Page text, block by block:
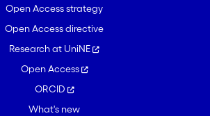
Open Access strategy
Open Access directive
Research at UniNE
Open Access
ORCID
What's new